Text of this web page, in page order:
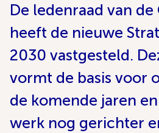
De ledenraad van
heeft de nieuwe
2030 vastgesteld.
vormt de basis voor
de komende jaren
werk nog gerichter